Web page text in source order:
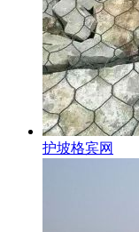
护坡格宾网